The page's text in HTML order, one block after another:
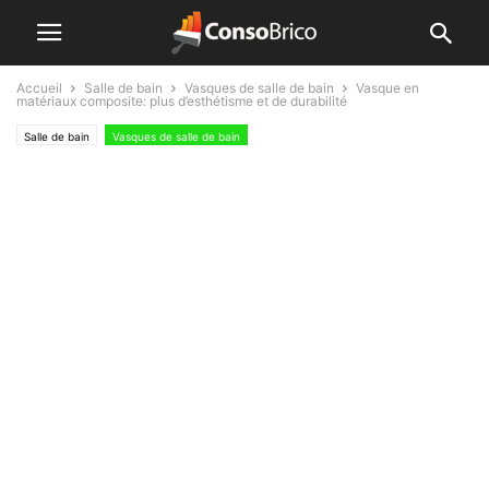
Accueil Salle de bain Vasques de salle de bain
Vasque en
matériaux composite: plus d’esthétisme et de durabilité
Salle de bain Vasques de salle de bain